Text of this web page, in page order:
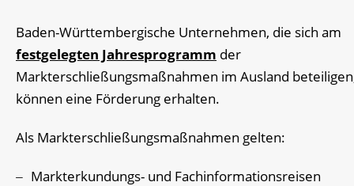
Baden-Württembergische Unternehmen, die sich am
festgelegten Jahresprogramm der
Markterschließungsmaßnahmen im Ausland
können eine Förderung erhalten.
Als Markterschließungsmaßnahmen gelten:
Markterkundungs- und Fachinformationsreisen